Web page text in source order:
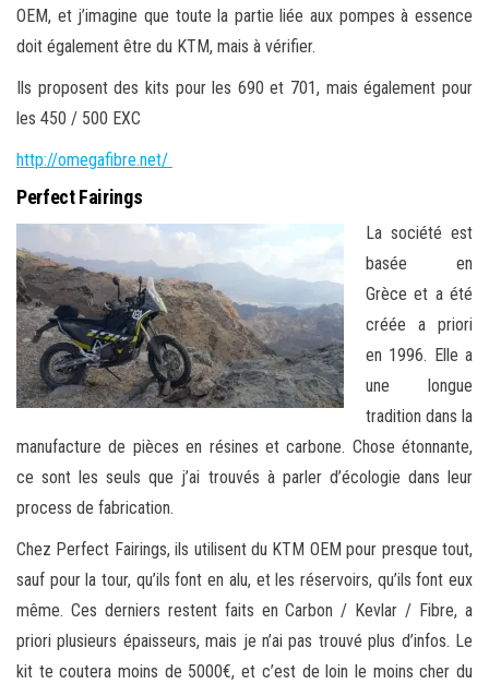
OEM, et j’imagine que toute la partie liée aux pompes à essence
doit également être du KTM, mais à vérifier.
Ils proposent des kits pour les 690 et 701, mais également pour
les 450 / 500 EXC
http://omegafibre.net/
Perfect Fairings
La société est
basée en
Grèce et a été
créée a priori
en 1996. Elle a
une longue
tradition dans la
manufacture de pièces en résines et carbone. Chose étonnante,
ce sont les seuls que j’ai trouvés à parler d’écologie dans leur
process de fabrication.
Chez Perfect Fairings, ils utilisent du KTM OEM pour presque tout,
sauf pour la tour, qu’ils font en alu, et les réservoirs, qu’ils font eux
même. Ces derniers restent faits en Carbon / Kevlar / Fibre, a
priori plusieurs épaisseurs, mais je n’ai pas trouvé plus d’infos. Le
kit te coutera moins de 5000€, et c’est de loin le moins cher du